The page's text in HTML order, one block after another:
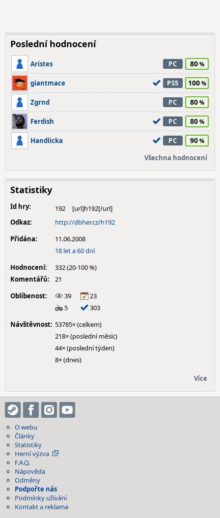
Poslední hodnocení
Aristes PC 80
giantmace PS5 100
Zgrnd PC 80
Ferdish PC 80
Handlicka PC 90
Všechna hodnocení
Statistiky
Id hry:
192
Odkaz:
http://dbher.cz/h192
Přidána:
11.06.2008
18 let a 60 dní
Hodnocení:
332 (20-100 %)
Komentářů:
21
Oblíbenost:
39
23
5
303
Návštěvnost: 53785× (celkem)
218× (poslední měsíc)
44× (poslední týden)
8× (dnes)
Více
O webu
Články
Statistiky
Herní výzva
F.A.Q.
Nápověda
Odměny
Podpořte nás
Podmínky užívání
Kontakt a reklama